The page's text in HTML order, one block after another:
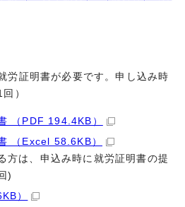
労証明書が必要です。申し込み時
）
（PDF 194.4KB）
（Excel 58.6KB）
方は、申込み時に就労証明書の提
)
）